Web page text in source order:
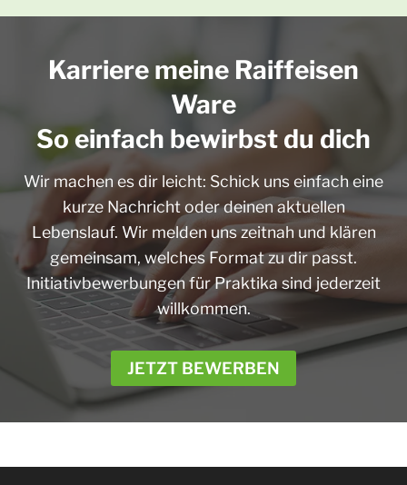
schneller und persönlicher Austausch auf
keine passende Position ausgeschrieben
sein, sind uns zudem
Initiativbewerbungen jederzeit
willkommen.
Karriere meine Raiffeisen
Ware
So einfach bewirbst du dich
Wir machen es dir leicht: Schick uns einfach eine
kurze Nachricht oder deinen aktuellen
Lebenslauf. Wir melden uns zeitnah und klären
gemeinsam, welches Format zu dir passt.
Initiativbewerbungen für Praktika sind jederzeit
willkommen.
JETZT BEWERBEN